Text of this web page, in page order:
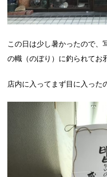
この日は少し暑かったので、
の幟（のぼり）に釣られてお
店内に入ってまず目に入った